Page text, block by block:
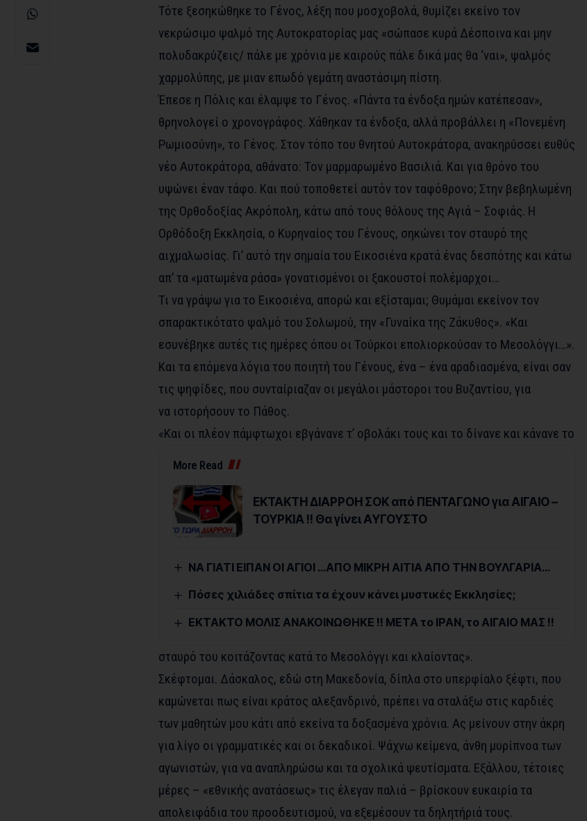
Τότε ξεσηκώθηκε το Γένος, λέξη που μοσχοβολά, θυμίζει εκείνο τον
νεκρώσιμο ψαλμό της Αυτοκρατορίας μας «σώπασε κυρά Δέσποινα και μην
πολυδακρύζεις/ πάλε με χρόνια με καιρούς πάλε δικά μας θα ‘ναι», ψαλμός
χαρμολύπης, με μιαν επωδό γεμάτη αναστάσιμη πίστη.
Έπεσε η Πόλις και έλαμψε το Γένος. «Πάντα τα ένδοξα ημών κατέπεσαν»,
θρηνολογεί ο χρονογράφος. Χάθηκαν τα ένδοξα, αλλά προβάλλει η «Πονεμένη
Ρωμιοσύνη», το Γένος. Στον τόπο του θνητού Αυτοκράτορα, ανακηρύσσει ευθύς
νέο Αυτοκράτορα, αθάνατο: Τον μαρμαρωμένο Βασιλιά. Και για θρόνο του
υψώνει έναν τάφο. Και πού τοποθετεί αυτόν τον ταφόθρονο; Στην βεβηλωμένη
της Ορθοδοξίας Ακρόπολη, κάτω από τους θόλους της Αγιά – Σοφιάς. Η
Ορθόδοξη Εκκλησία, ο Κυρηναίος του Γένους, σηκώνει τον σταυρό της
αιχμαλωσίας. Γι’ αυτό την σημαία του Εικοσιένα κρατά ένας δεσπότης και κάτω
απ’ τα «ματωμένα ράσα» γονατισμένοι οι ξακουστοί πολέμαρχοι…
Τι να γράψω για το Εικοσιένα, απορώ και εξίσταμαι; Θυμάμαι εκείνον τον
σπαρακτικότατο ψαλμό του Σολωμού, την «Γυναίκα της Ζάκυθος». «Και
εσυνέβηκε αυτές τις ημέρες όπου οι Τούρκοι επολιορκούσαν το Μεσολόγγι…».
Και τα επόμενα λόγια του ποιητή του Γένους, ένα – ένα αραδιασμένα, είναι σαν
τις ψηφίδες, που συνταίριαζαν οι μεγάλοι μάστοροι του Βυζαντίου, για
να ιστορήσουν το Πάθος.
«Και οι πλέον πάμφτωχοι εβγάνανε τ’ οβολάκι τους και το δίνανε και κάνανε το
More Read
ΕΚΤΑΚΤΗ ΔΙΑΡΡΟΗ ΣΟΚ από ΠΕΝΤΑΓΩΝΟ για ΑΙΓΑΙΟ –
ΤΟΥΡΚΙΑ !! Θα γίνει ΑΥΓΟΥΣΤΟ
ΝΑ ΓΙΑΤΙ ΕΙΠΑΝ ΟΙ ΑΓΙΟΙ …ΑΠΟ ΜΙΚΡΗ ΑΙΤΙΑ ΑΠΟ ΤΗΝ ΒΟΥΛΓΑΡΙΑ…
Πόσες χιλιάδες σπίτια τα έχουν κάνει μυστικές Εκκλησίες;
ΕΚΤΑΚΤΟ ΜΟΛΙΣ ΑΝΑΚΟΙΝΩΘΗΚΕ !! ΜΕΤΑ το ΙΡΑΝ, το ΑΙΓΑΙΟ ΜΑΣ !!
σταυρό του κοιτάζοντας κατά το Μεσολόγγι και κλαίοντας».
Σκέφτομαι. Δάσκαλος, εδώ στη Μακεδονία, δίπλα στο υπερφίαλο ξέφτι, που
καμώνεται πως είναι κράτος αλεξανδρινό, πρέπει να σταλάξω στις καρδιές
των μαθητών μου κάτι από εκείνα τα δοξασμένα χρόνια. Ας μείνουν στην άκρη
για λίγο οι γραμματικές και οι δεκαδικοί. Ψάχνω κείμενα, άνθη μυρίπνοα των
αγωνιστών, για να αναπληρώσω και τα σχολικά ψευτίσματα. Εξάλλου, τέτοιες
μέρες – «εθνικής ανατάσεως» τις έλεγαν παλιά – βρίσκουν ευκαιρία τα
απολειφάδια του προοδευτισμού, να εξεμέσουν τα δηλητήριά τους.